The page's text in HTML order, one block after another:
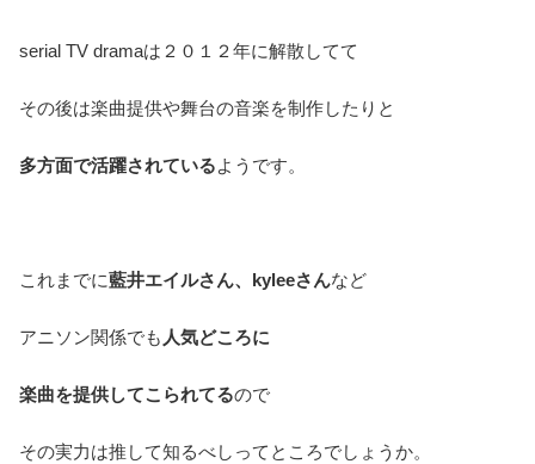
serial TV dramaは２０１２年に解散してて
その後は楽曲提供や舞台の音楽を制作したりと
多方面で活躍されているようです。
これまでに藍井エイルさん、kyleeさんなど
アニソン関係でも 人気どころに
楽曲を提供してこられてるので
その実力は推して知るべしってところでしょうか。